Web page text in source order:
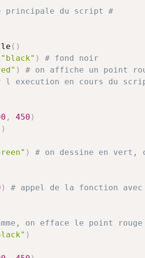
principale du script #
( )
"black" )
# fond noir
)
# on affiche un point
l execution en cours du
, 450 )
)
) # on dessine en vert,
) # appel de la fonction
on efface le point
)